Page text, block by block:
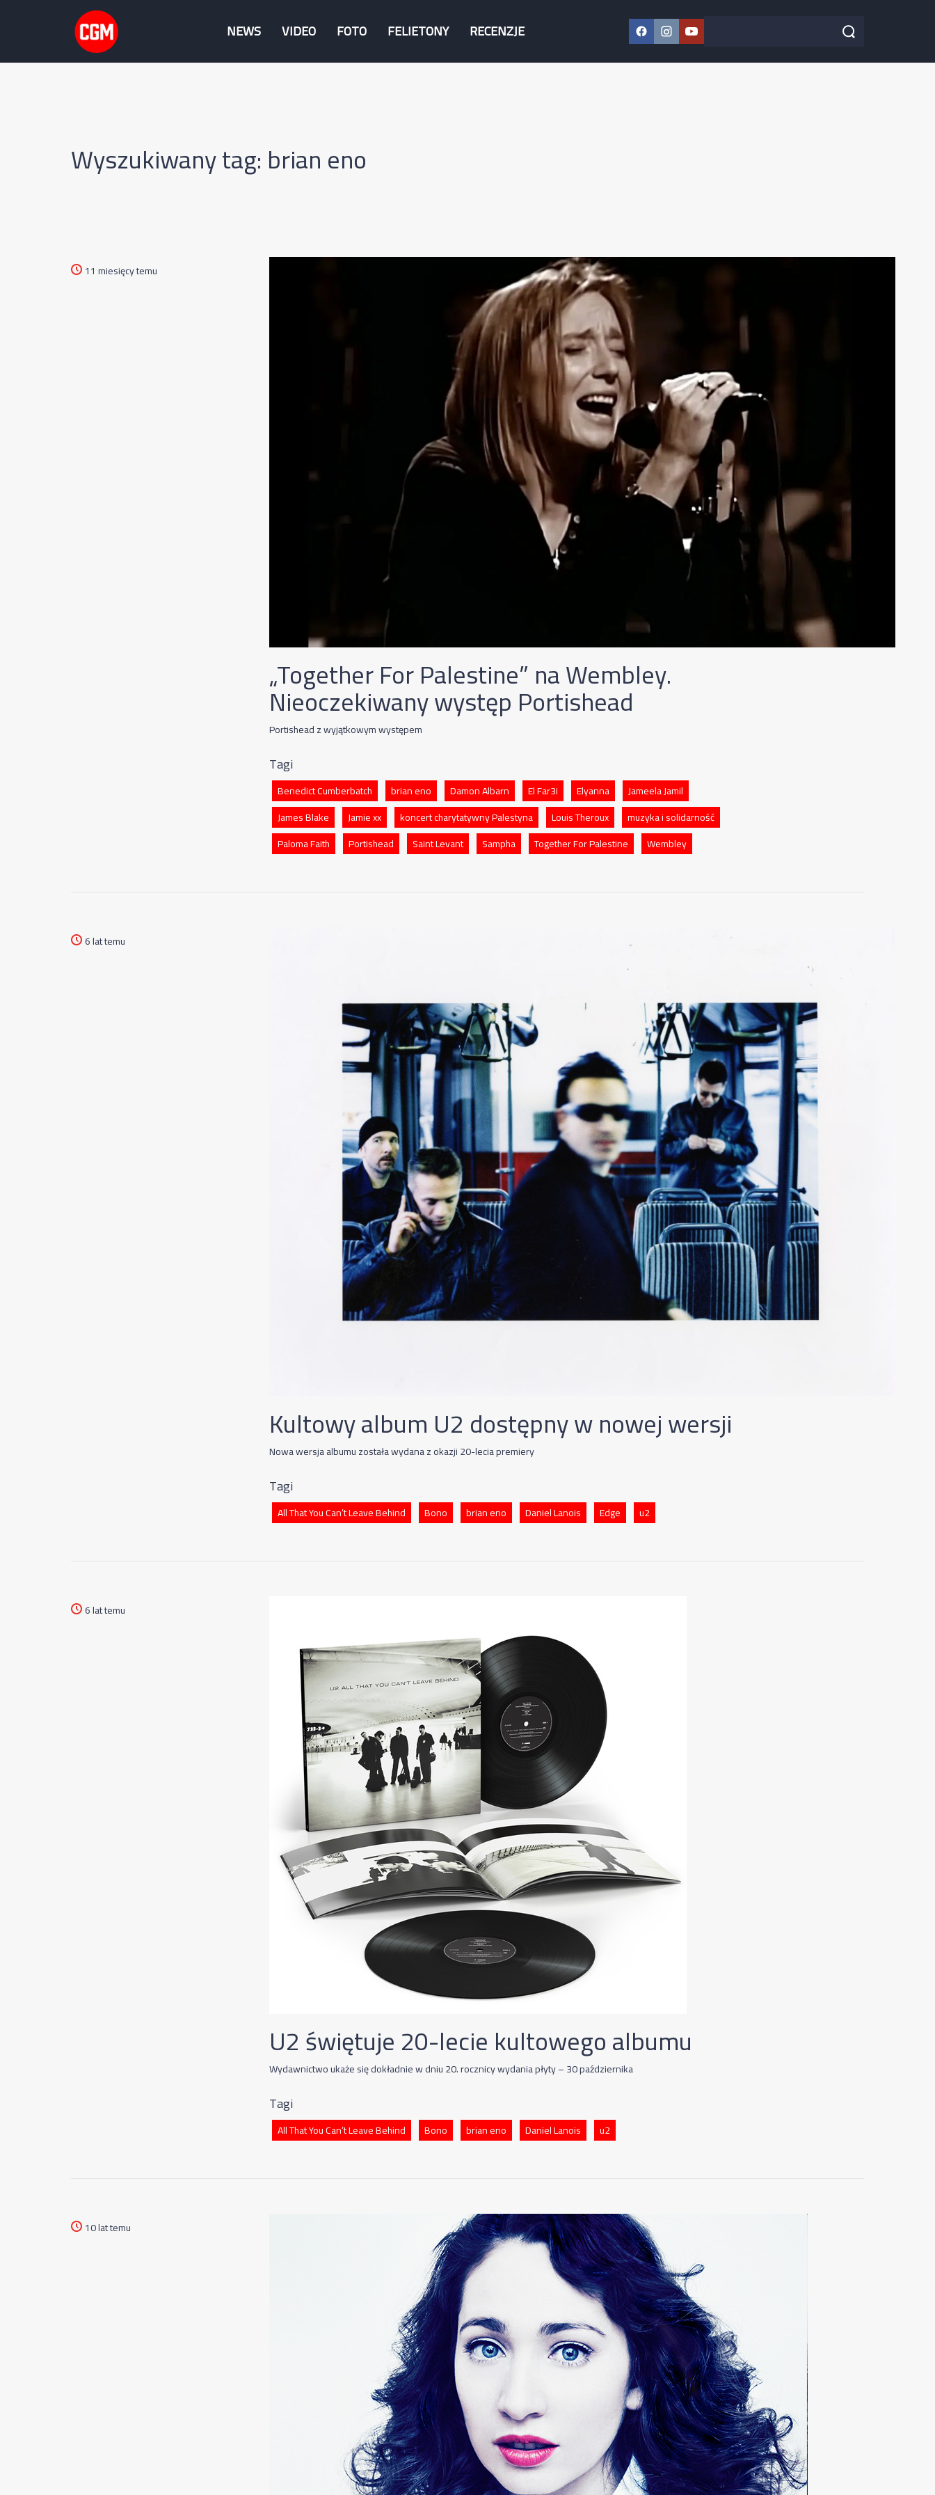
NEWS VIDEO FOTO FELIETONY RECENZJE Facebook
Instagram
YouTube
Szukaj w serwisie Szukaj
Wyszukiwany tag: brian eno
11 miesięcy temu
„Together For Palestine” na Wembley.
Nieoczekiwany występ Portishead
Portishead z wyjątkowym występem
Tagi
Benedict Cumberbatch brian eno Damon Albarn El Far3i Elyanna
Jameela Jamil
James Blake
Jamie xx koncert charytatywny Palestyna Louis Theroux
muzyka i solidarność
Paloma Faith
Portishead Saint Levant Sampha Together For Palestine Wembley
6 lat temu
Kultowy album U2 dostępny w nowej wersji
Nowa wersja albumu została wydana z okazji 20-lecia premiery
Tagi
All That You Can’t Leave Behind Bono brian eno Daniel Lanois Edge u2
6 lat temu
U2 świętuje 20-lecie kultowego albumu
Wydawnictwo ukaże się dokładnie w dniu 20. rocznicy wydania płyty – 30 października
Tagi
All That You Can’t Leave Behind Bono brian eno Daniel Lanois u2
10 lat temu